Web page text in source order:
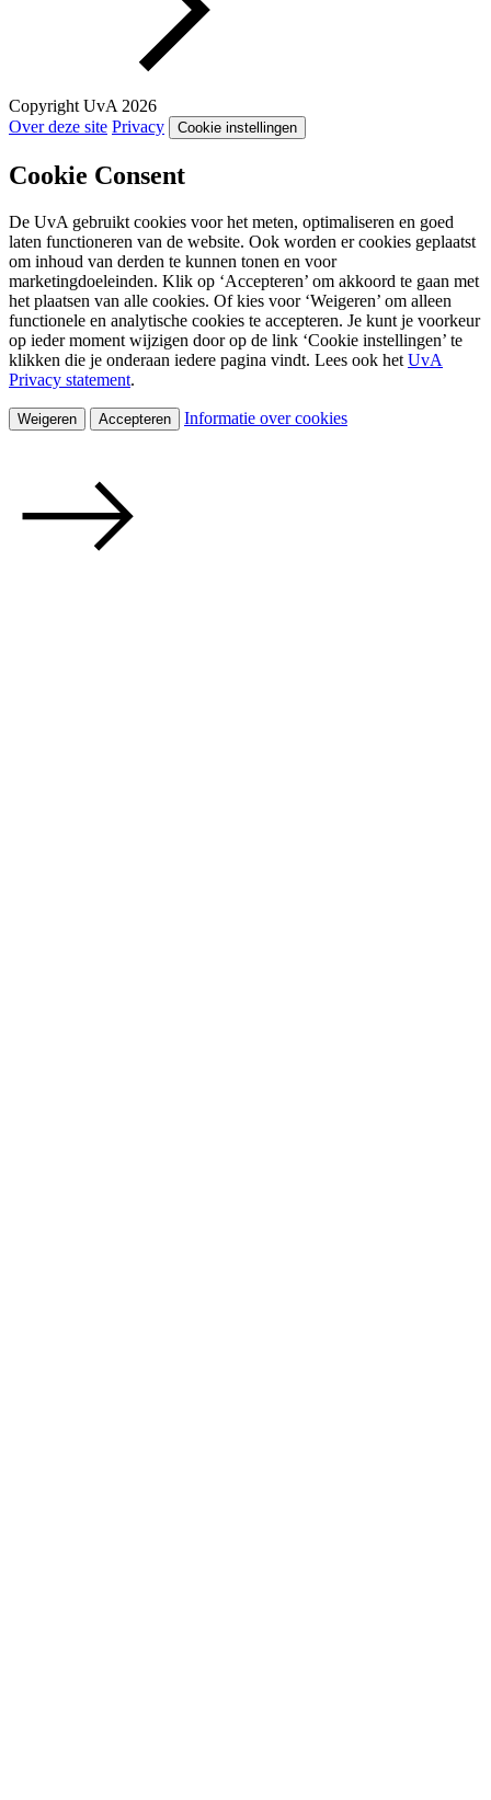
Copyright UvA 2026
Over deze site Privacy Cookie instellingen
Cookie Consent
De UvA gebruikt cookies voor het meten, optimaliseren en goed
laten functioneren van de website. Ook worden er cookies geplaatst
om inhoud van derden te kunnen tonen en voor
marketingdoeleinden. Klik op ‘Accepteren’ om akkoord te gaan met
het plaatsen van alle cookies. Of kies voor ‘Weigeren’ om alleen
functionele en analytische cookies te accepteren. Je kunt je voorkeur
op ieder moment wijzigen door op de link ‘Cookie instellingen’ te
klikken die je onderaan iedere pagina vindt. Lees ook het UvA
Privacy statement.
Weigeren Accepteren Informatie over cookies